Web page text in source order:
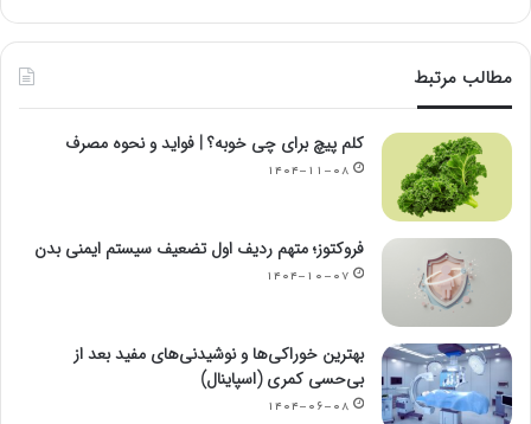
مطالب مرتبط
کلم پیچ برای چی خوبه؟ | فواید و نحوه مصرف
۱۴۰۴-۱۱-۰۸
فروکتوز؛ متهم ردیف اول تضعیف سیستم ایمنی بدن
۱۴۰۴-۱۰-۰۷
بهترین خوراکی‌ها و نوشیدنی‌های مفید بعد از
بی‌حسی کمری (اسپاینال)
۱۴۰۴-۰۶-۰۸